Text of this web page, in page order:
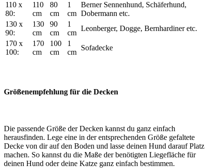
110 x
80:
110
cm
80
cm
1
cm
Berner Sennenhund, Schäferhund,
Dobermann etc.
130 x
90:
130
cm
90
cm
1
cm
Leonberger, Dogge, Bernhardiner etc.
170 x
100:
170
cm
100
cm
1
cm
Sofadecke
Größenempfehlung für die Decken
Die passende Größe der Decken kannst du ganz einfach
herausfinden. Lege eine in der entsprechenden Größe gefaltete
Decke von dir auf den Boden und lasse deinen Hund darauf Platz
machen. So kannst du die Maße der benötigten Liegefläche für
deinen Hund oder deine Katze ganz einfach bestimmen.